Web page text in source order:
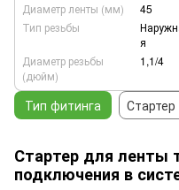
Диаметр ленты (мм)
45
Тип резьбы
я
Диаметр резьбы
(дюйм)
1,1/4
Стартер для ленты
подключения в
Тип фитинга Стартер